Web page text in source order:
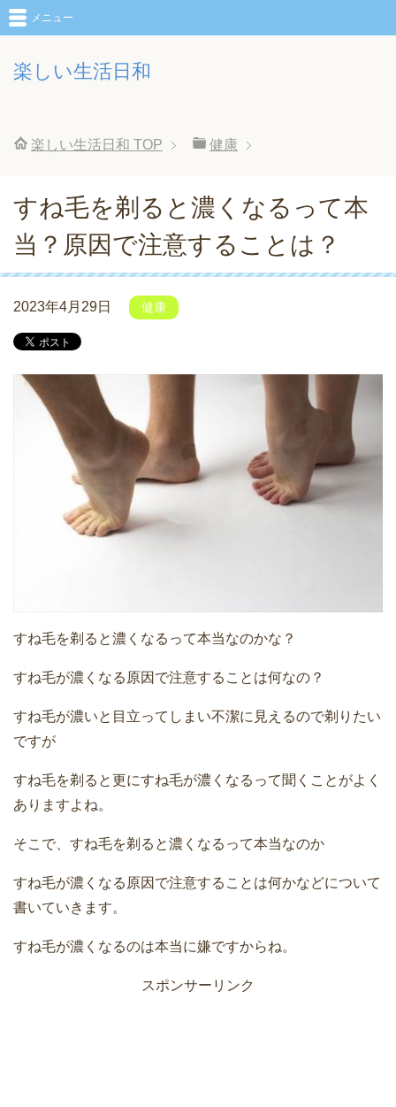
楽しい生活日和
メニュー
楽しい生活日和 TOP 健康
すね毛を剃ると濃くなるって本
当？原因で注意することは？
2023年4月29日 健康
すね毛を剃ると濃くなるって本当なのかな？
すね毛が濃くなる原因で注意することは何なの？
すね毛が濃いと目立ってしまい不潔に見えるので剃りたい
ですが
すね毛を剃ると更にすね毛が濃くなるって聞くことがよく
ありますよね。
そこで、すね毛を剃ると濃くなるって本当なのか
すね毛が濃くなる原因で注意することは何かなどについて
書いていきます。
すね毛が濃くなるのは本当に嫌ですからね。
スポンサーリンク